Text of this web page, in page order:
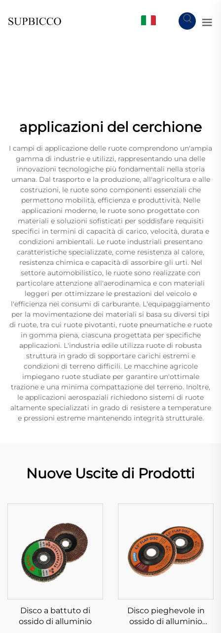
applicazioni del cerchione
I campi di applicazione delle ruote comprendono un'ampia
gamma di industrie e utilizzi, rappresentando una delle
innovazioni tecnologiche più fondamentali nella storia
umana. Dal trasporto e la produzione, all'agricoltura e alle
costruzioni, le ruote sono componenti essenziali che
permettono mobilità, efficienza e produttività. Nelle
applicazioni moderne, le ruote sono progettate con
materiali e soluzioni sofisticati per soddisfare requisiti
specifici in termini di capacità di carico, velocità, durata e
condizioni ambientali. Le ruote industriali presentano
caratteristiche specializzate, come resistenza al calore,
resistenza chimica e capacità di assorbire gli urti. Nel
settore automobilistico, le ruote sono realizzate con
particolare attenzione all'aerodinamica e con materiali
leggeri per ottimizzare le prestazioni del veicolo e
l'efficienza nei consumi di carburante. L'equipaggiamento
per la movimentazione dei materiali si basa su diversi tipi
di ruote, tra cui ruote pivotanti, ruote pneumatiche e ruote
in gomma piena, ciascuna progettata per specifiche
applicazioni. L'industria edile utilizza ruote di robusta
struttura in grado di sopportare carichi estremi e
condizioni di terreno difficili. Le macchine agricole
impiegano ruote studiate per garantire un'ottimale
trazione e una minima compattazione del terreno. Inoltre,
le applicazioni aerospaziali richiedono sistemi di ruote
altamente specializzati in grado di resistere a temperature
e pressioni estreme mantenendo integrità strutturale.
Nuove Uscite di Prodotti
Disco a battuto di
ossido di alluminio
Disco pieghevole in
ossido di alluminio